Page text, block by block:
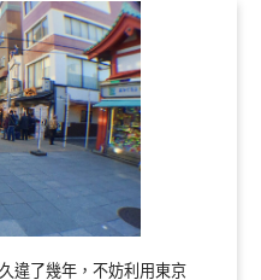
違了幾年，不妨利用東京